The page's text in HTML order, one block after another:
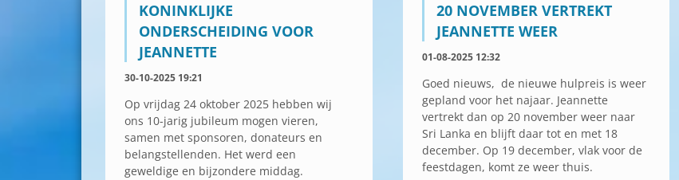
KONINKLIJKE
ONDERSCHEIDING VOOR
JEANNETTE
30-10-2025 19:21
Op vrijdag 24 oktober 2025 hebben wij
ons 10-jarig jubileum mogen vieren,
samen met sponsoren, donateurs en
belangstellenden. Het werd een
geweldige en bijzondere middag.
20 NOVEMBER VERTREKT
JEANNETTE WEER
01-08-2025 12:32
Goed nieuws, de nieuwe hulpreis is weer
gepland voor het najaar. Jeannette
vertrekt dan op 20 november weer naar
Sri Lanka en blijft daar tot en met 18
december. Op 19 december, vlak voor de
feestdagen, komt ze weer thuis.